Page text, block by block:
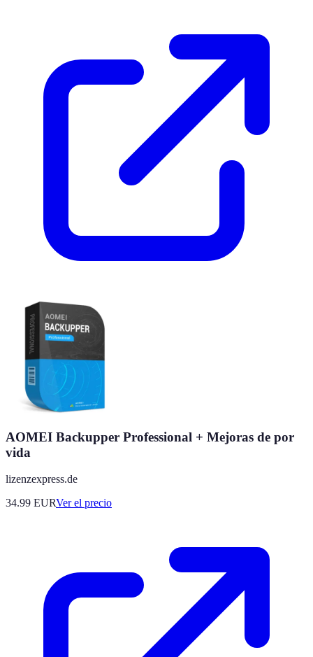
AOMEI Backupper Professional + Mejoras de por
vida
lizenzexpress.de
34.99 EURVer el precio